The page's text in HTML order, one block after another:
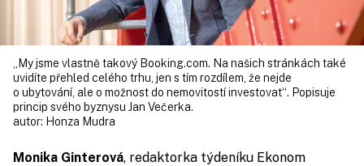
„My jsme vlastně takový Booking.com. Na našich stránkách také
uvidíte přehled celého trhu, jen s tím rozdílem, že nejde
o ubytování, ale o možnost do nemovitostí investovat“. Popisuje
princip svého byznysu Jan Večerka.
autor: Honza Mudra
Monika Ginterová, redaktorka týdeníku Ekonom